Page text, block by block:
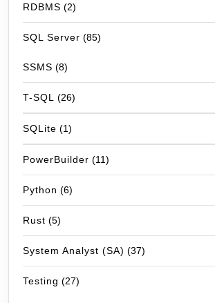
RDBMS (2)
SQL Server (85)
SSMS (8)
T-SQL (26)
SQLite (1)
PowerBuilder (11)
Python (6)
Rust (5)
System Analyst (SA) (37)
Testing (27)